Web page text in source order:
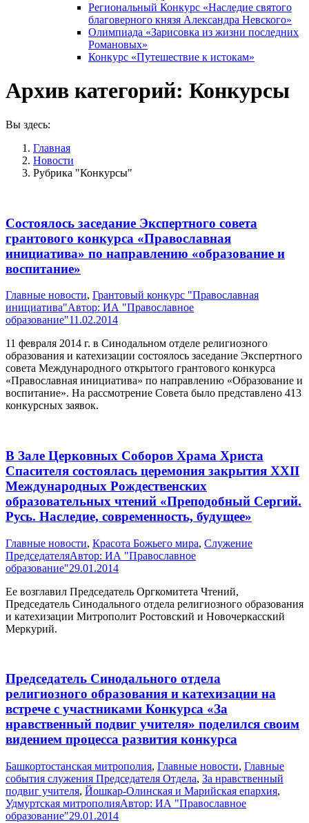
Региональный Конкурс «Наследие святого
благоверного князя Александра Невского»
Олимпиада «Зарисовка из жизни последних
Романовых»
Конкурс «Путешествие к истокам»
Архив категорий: Конкурсы
Вы здесь:
Главная
Новости
Рубрика "Конкурсы"
Cостоялось заседание Экспертного совета
грантового конкурса «Православная
инициатива» по направлению «образование и
воспитание»
Главные новости, Грантовый конкурс "Православная
инициатива"Автор: ИА "Православное
образование"11.02.2014
11 февраля 2014 г. в Синодальном отделе религиозного
образования и катехизации состоялось заседание Экспертного
совета Международного открытого грантового конкурса
«Православная инициатива» по направлению «Образование и
воспитание». На рассмотрение Cовета было представлено 413
конкурсных заявок.
В Зале Церковных Соборов Храма Христа
Спасителя состоялась церемония закрытия XXII
Международных Рождественских
образовательных чтений «Преподобный Сергий.
Русь. Наследие, современность, будущее»
Главные новости, Красота Божьего мира, Служение
ПредседателяАвтор: ИА "Православное
образование"29.01.2014
Ее возглавил Председатель Оргкомитета Чтений,
Председатель Синодального отдела религиозного образования
и катехизации Митрополит Ростовский и Новочеркасский
Меркурий.
Председатель Синодального отдела
религиозного образования и катехизации на
встрече с участниками Конкурса «За
нравственный подвиг учителя» поделился своим
видением процесса развития конкурса
Башкортостанская митрополия, Главные новости, Главные
события служения Председателя Отдела, За нравственный
подвиг учителя, Йошкар-Олинская и Марийская епархия,
Удмуртская митрополияАвтор: ИА "Православное
образование"29.01.2014